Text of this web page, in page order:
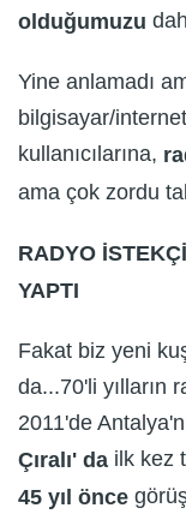
olduğumuzu
Yine anlamadı
bilgisayar/
kullanıcılarına,
ama çok zordu
RADYO
YAPTI
Fakat biz yeni
da...70'li yılların
2011'de
Çıralı' da ilk kez
45 yıl önce